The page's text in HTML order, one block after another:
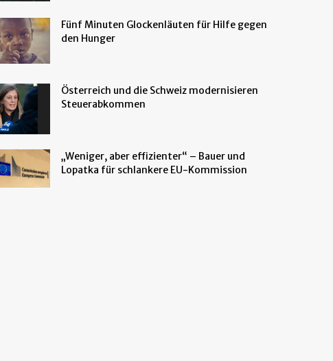
Fünf Minuten Glockenläuten für Hilfe gegen
den Hunger
Österreich und die Schweiz modernisieren
Steuerabkommen
„Weniger, aber effizienter“ – Bauer und
Lopatka für schlankere EU-Kommission